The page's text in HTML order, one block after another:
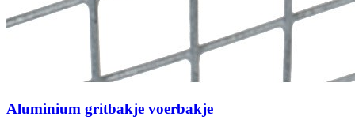
Aluminium gritbakje voerbakje